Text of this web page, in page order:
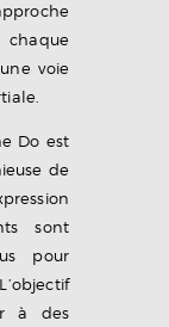
voie
Do est
de
sont
pour
à des